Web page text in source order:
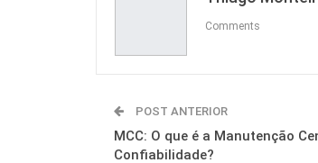
Comments
POST ANTERIOR
MCC: O que é a Manutenção
Confiabilidade?